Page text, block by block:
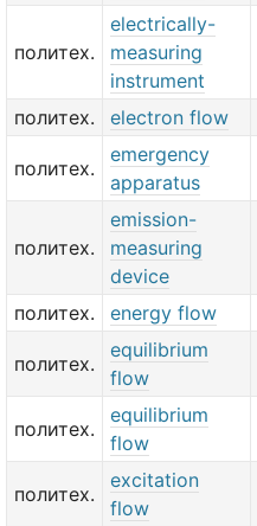
политех.
electrically-
measuring
instrument
политех.
electron flow
политех.
emergency
apparatus
политех.
emission-
measuring
device
политех. energy flow
политех.
equilibrium
flow
политех.
equilibrium
flow
политех.
excitation
flow